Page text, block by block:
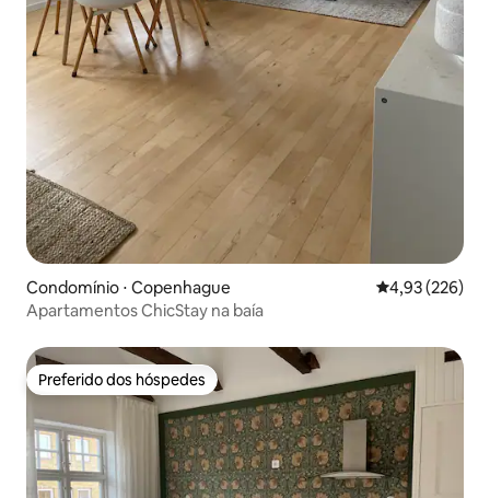
Condomínio ⋅ Copenhague 4,93 de uma
4,93 (226)
Apartamentos ChicStay na baía
Preferido dos hóspedes
Preferido dos hóspedes